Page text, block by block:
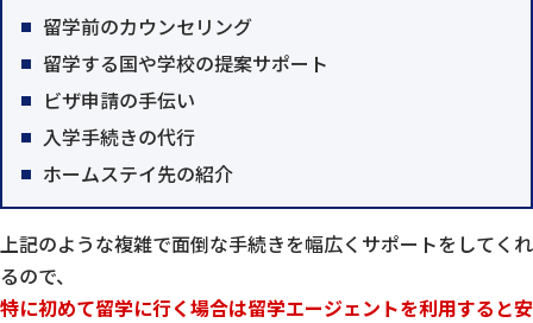
留学前のカウンセリング
留学する国や学校の提案サポート
ビザ申請の手伝い
入学手続きの代行
ホームステイ先の紹介
上記のような複雑で面倒な手続きを幅広くサポートをしてくれ
るので、
特に初めて留学に行く場合は留学エージェントを利用すると安